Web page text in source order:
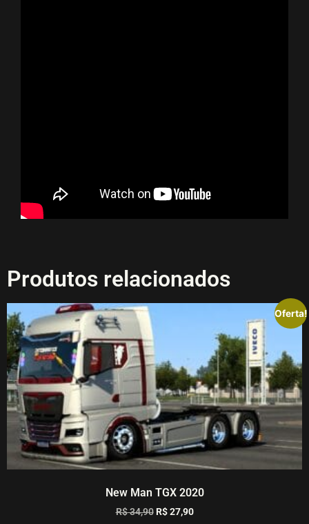
Produtos relacionados
Oferta!
New Man TGX 2020
R$34,90 R$27,90